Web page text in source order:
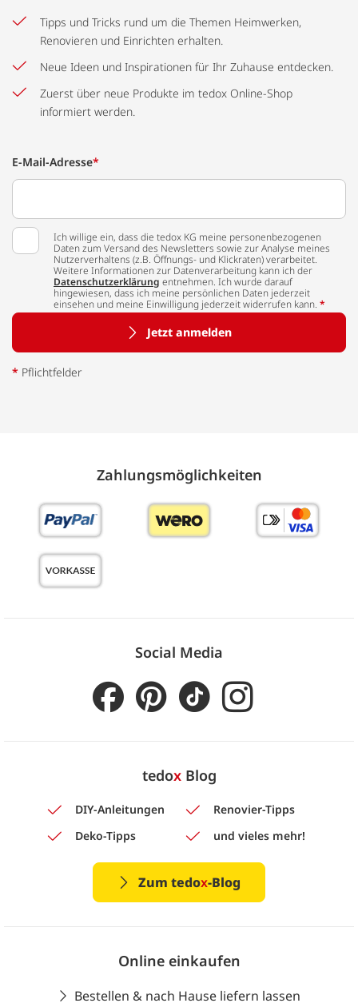
Tipps und Tricks rund um die Themen Heimwerken,
Renovieren und Einrichten erhalten.
Neue Ideen und Inspirationen für Ihr Zuhause entdecken.
Zuerst über neue Produkte im tedox Online-Shop
informiert werden.
E-Mail-Adresse*
Ich willige ein, dass die tedox KG meine personenbezogenen
Daten zum Versand des Newsletters sowie zur Analyse meines
Nutzerverhaltens (z.B. Öffnungs- und Klickraten) verarbeitet.
Weitere Informationen zur Datenverarbeitung kann ich der
Datenschutzerklärung entnehmen. Ich wurde darauf
hingewiesen, dass ich meine persönlichen Daten jederzeit
einsehen und meine Einwilligung jederzeit widerrufen kann. *
Jetzt anmelden
* Pflichtfelder
Zahlungs­möglich­keiten
Social Media
tedoxBlog
DIY-Anleitungen
Renovier-Tipps
Deko-Tipps
und vieles mehr!
Zum tedox-Blog
Online einkaufen
Bestellen & nach Hause liefern lassen